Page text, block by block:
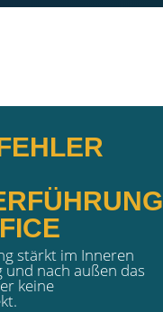
stärkt im Inneren
nach außen das
keine